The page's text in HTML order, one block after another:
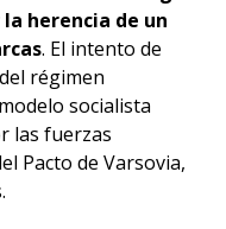
herencia de un
. El intento de
régimen
socialista
las fuerzas
Pacto de Varsovia,